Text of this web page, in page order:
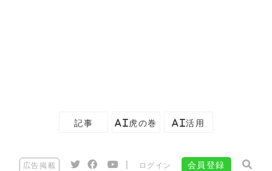
記事 AI虎の巻 AI活用
広告掲載 ログイン 会員登録